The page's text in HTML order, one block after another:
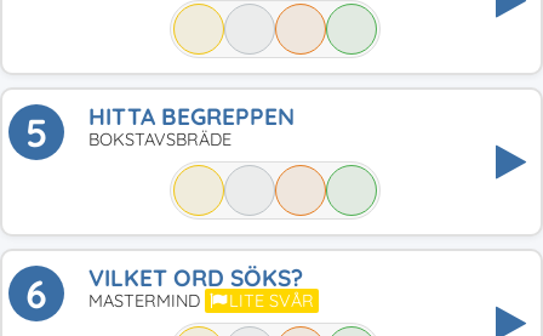
5 HITTA BEGREPPEN
BOKSTAVSBRÄDE
6 VILKET ORD SÖKS?
MASTERMIND LITE SVÅR